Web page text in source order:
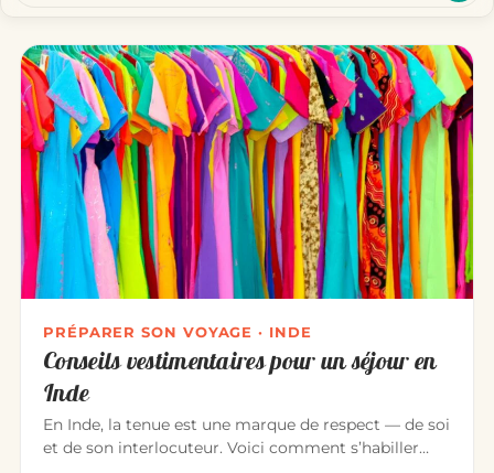
PRÉPARER SON VOYAGE · INDE
Conseils vestimentaires pour un séjour en
Inde
En Inde, la tenue est une marque de respect — de soi
et de son interlocuteur. Voici comment s’habiller